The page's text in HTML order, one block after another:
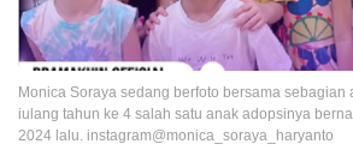
Monica Soraya sedang berfoto bersama
iulang tahun ke 4 salah satu anak adopsinya
2024 lalu. instagram@monica_soraya_haryanto